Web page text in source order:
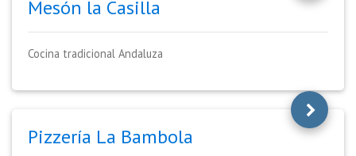
Mesón la Casilla
Cocina tradicional Andaluza
Pizzería La Bambola